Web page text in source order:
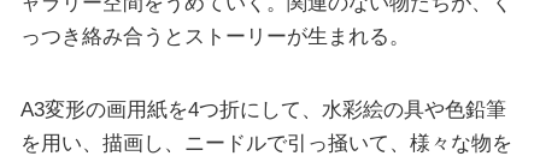
っつき絡み合うとストーリーが生まれる。
A3変形の画用紙を4つ折にして、水彩絵の具や色鉛筆
を用い、描画し、ニードルで引っ掻いて、様々な物を